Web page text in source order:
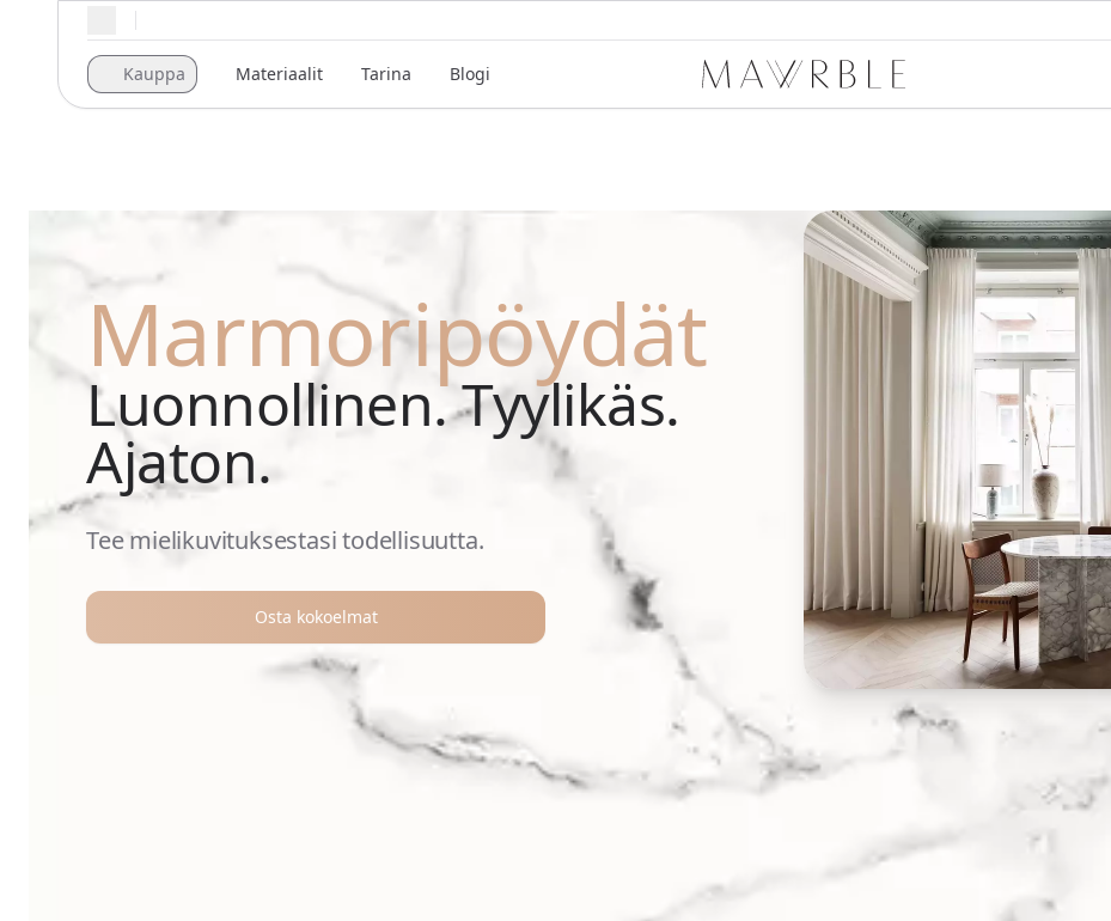
Alueelliset asetukset
Kauppa Materiaalit Tarina Blogi Mawrble
Marmoripöydät
Luonnollinen. Tyylikäs.
Ajaton.
Tee mielikuvituksestasi todellisuutta.
Osta kokoelmat